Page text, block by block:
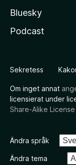
Bluesky
Podcast
Sekretess
Om inget annat
licensierat under
Share-Alike
Ändra språk
Ändra tema